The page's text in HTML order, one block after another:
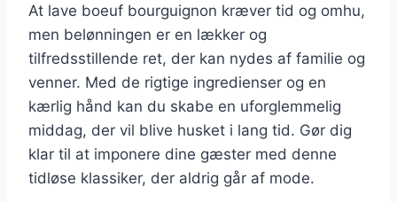
At lave boeuf bourguignon kræver tid og omhu,
men belønningen er en lækker og
tilfredsstillende ret, der kan nydes af familie og
venner. Med de rigtige ingredienser og en
kærlig hånd kan du skabe en uforglemmelig
middag, der vil blive husket i lang tid. Gør dig
klar til at imponere dine gæster med denne
tidløse klassiker, der aldrig går af mode.